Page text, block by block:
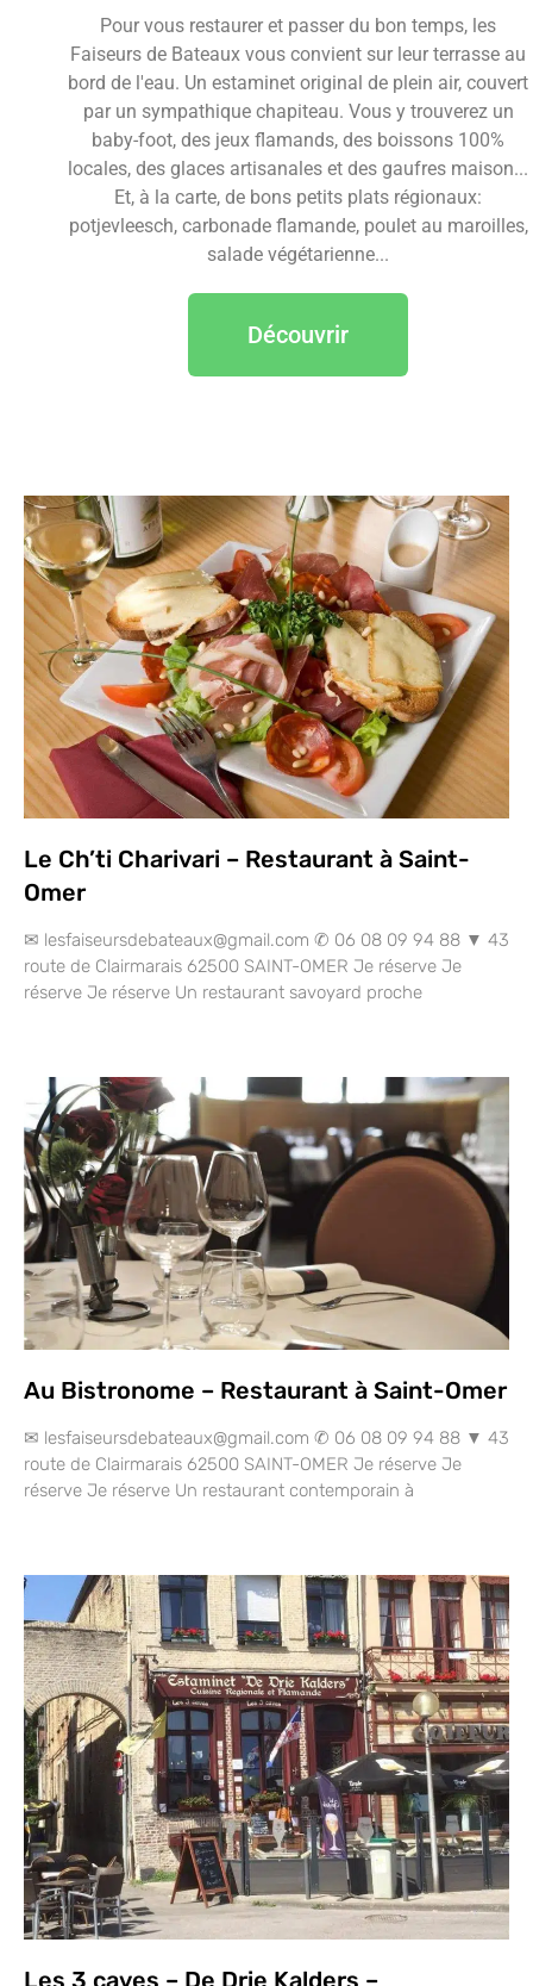
Pour vous restaurer et passer du bon temps, les
Faiseurs de Bateaux vous convient sur leur terrasse au
bord de l'eau. Un estaminet original de plein air, couvert
par un sympathique chapiteau. Vous y trouverez un
baby-foot, des jeux flamands, des boissons 100%
locales, des glaces artisanales et des gaufres maison...
Et, à la carte, de bons petits plats régionaux:
potjevleesch, carbonade flamande, poulet au maroilles,
salade végétarienne...
Découvrir
Le Ch’ti Charivari – Restaurant à Saint-
Omer
✉ lesfaiseursdebateaux@gmail.com ✆ 06 08 09 94 88 ▼ 43
route de Clairmarais 62500 SAINT-OMER Je réserve Je
réserve Je réserve Un restaurant savoyard proche
Au Bistronome – Restaurant à Saint-Omer
✉ lesfaiseursdebateaux@gmail.com ✆ 06 08 09 94 88 ▼ 43
route de Clairmarais 62500 SAINT-OMER Je réserve Je
réserve Je réserve Un restaurant contemporain à